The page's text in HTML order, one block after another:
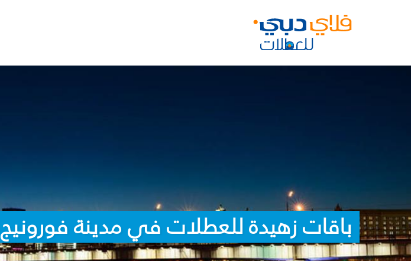
باقات زهيدة للعطلات في مدينة فورونيج